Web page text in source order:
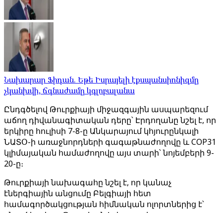
Նախարար Ֆիդան. Եթե Իսրայելի էքսպանսիոնիզմը
չկանխվի, ճգնաժամը կգլոբալանա
Ընդգծելով Թուրքիայի միջազգային ասպարեզում
աճող դիվանագիտական ​​դերը՝ Էրդողանը նշել է, որ
երկիրը հուլիսի 7-8-ը Անկարայում կհյուրընկալի
ՆԱՏՕ-ի առաջնորդների գագաթնաժողովը և COP31
կլիմայական համաժողովը այս տարի՝ նոյեմբերի 9-
20-ը։
Թուրքիայի նախագահը նշել է, որ կանաչ
էներգիային անցումը Բելգիայի հետ
համագործակցության հիմնական ոլորտներից է՝